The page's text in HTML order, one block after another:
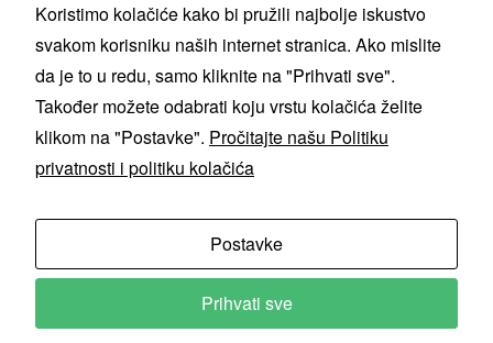
info@naukatizam.org
Sav sadržaj naše web stranice služi samo u
informativne svrhe. Nije zamjena za stručni savjet,
dijagnozu ili liječenje. Iz tog razloga, uvijek tražite
savjet svog liječnika, terapeuta ili drugog
kvalifikovanog zdravstvenog radnika u slučaju bilo
kakvih pitanja ili nedoumica.
nAUkaTIZAM kao izvora.
Politika privatnosti i politika kolačića
Postavke kolačića
Koristimo kolačiće kako bi pružili najbolje iskustvo
svakom korisniku naših internet stranica. Ako mislite
da je to u redu, samo kliknite na "Prihvati sve".
Također možete odabrati koju vrstu kolačića želite
klikom na "Postavke". Pročitajte našu Politiku
privatnosti i politiku kolačića
Postavke
Prihvati sve